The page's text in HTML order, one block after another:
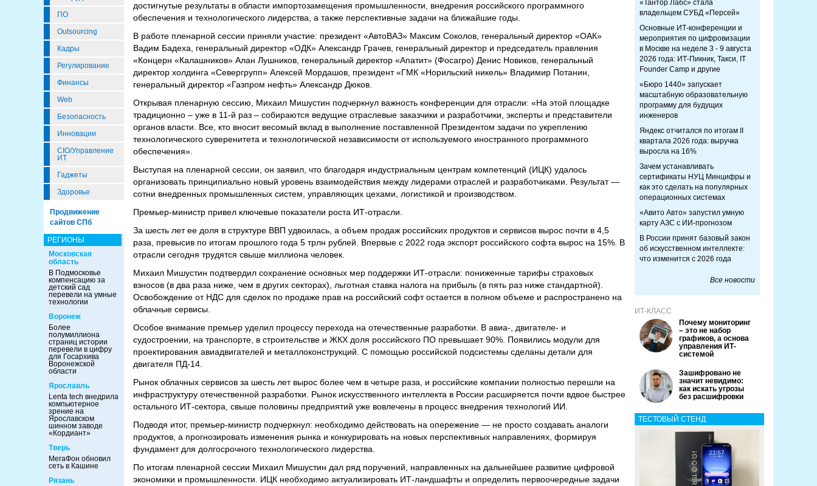
ПО
Outsourcing
Кадры
Регулирование
Финансы
Web
Безопасность
Инновации
CIO/Управление
ИТ
Гаджеты
Здоровье
Продвижение
сайтов СПб
РЕГИОНЫ
Московская
область
В Подмосковье
компенсацию за
детский сад
перевели на умные
технологии
Воронеж
Более
полумиллиона
страниц истории
перевели в цифру
для Госархива
Воронежской
области
Ярославль
Lenta tech внедрила
компьютерное
зрение на
Ярославском
шинном заводе
«Кордиант»
Тверь
МегаФон обновил
сеть в Кашине
Рязань
достигнутые результаты в области импортозамещения промышленности, внедрения российского программного
обеспечения и технологического лидерства, а также перспективные задачи на ближайшие годы.
В работе пленарной сессии приняли участие: президент «АвтоВАЗ» Максим Соколов, генеральный директор «ОАК»
Вадим Бадеха, генеральный директор «ОДК» Александр Грачев, генеральный директор и председатель правления
«Концерн «Калашников» Алан Лушников, генеральный директор «Апатит» (Фосагро) Денис Новиков, генеральный
директор холдинга «Севергрупп» Алексей Мордашов, президент «ГМК «Норильский никель» Владимир Потанин,
генеральный директор «Газпром нефть» Александр Дюков.
Открывая пленарную сессию, Михаил Мишустин подчеркнул важность конференции для отрасли: «На этой площадке
традиционно – уже в 11-й раз – собираются ведущие отраслевые заказчики и разработчики, эксперты и представители
органов власти. Все, кто вносит весомый вклад в выполнение поставленной Президентом задачи по укреплению
технологического суверенитета и технологической независимости от используемого иностранного программного
обеспечения».
Выступая на пленарной сессии, он заявил, что благодаря индустриальным центрам компетенций (ИЦК) удалось
организовать принципиально новый уровень взаимодействия между лидерами отраслей и разработчиками. Результат —
сотни внедренных промышленных систем, управляющих цехами, логистикой и производством.
Премьер-министр привел ключевые показатели роста ИТ-отрасли.
За шесть лет ее доля в структуре ВВП удвоилась, а объем продаж российских продуктов и сервисов вырос почти в 4,5
раза, превысив по итогам прошлого года 5 трлн рублей. Впервые с 2022 года экспорт российского софта вырос на 15%. В
отрасли сегодня трудятся свыше миллиона человек.
Михаил Мишустин подтвердил сохранение основных мер поддержки ИТ-отрасли: пониженные тарифы страховых
взносов (в два раза ниже, чем в других секторах), льготная ставка налога на прибыль (в пять раз ниже стандартной).
Освобождение от НДС для сделок по продаже прав на российский софт остается в полном объеме и распространено на
облачные сервисы.
Особое внимание премьер уделил процессу перехода на отечественные разработки. В авиа-, двигателе- и
судостроении, на транспорте, в строительстве и ЖКХ доля российского ПО превышает 90%. Появились модули для
проектирования авиадвигателей и металлоконструкций. С помощью российской подсистемы сделаны детали для
двигателя ПД-14.
Рынок облачных сервисов за шесть лет вырос более чем в четыре раза, и российские компании полностью перешли на
инфраструктуру отечественной разработки. Рынок искусственного интеллекта в России расширяется почти вдвое быстрее
остального ИТ-сектора, свыше половины предприятий уже вовлечены в процесс внедрения технологий ИИ.
Подводя итог, премьер-министр подчеркнул: необходимо действовать на опережение — не просто создавать аналоги
продуктов, а прогнозировать изменения рынка и конкурировать на новых перспективных направлениях, формируя
фундамент для долгосрочного технологического лидерства.
По итогам пленарной сессии Михаил Мишустин дал ряд поручений, направленных на дальнейшее развитие цифровой
экономики и промышленности. ИЦК необходимо актуализировать ИТ-ландшафты и определить первоочередные задачи
«Тантор Лабс» стала
владельцем СУБД «Персей»
Основные ИТ-конференции и
мероприятия по цифровизации
в Москве на неделе 3 - 9 августа
2026 года: ИТ-Пикник, Такси, IT
Founder Camp и другие
«Бюро 1440» запускает
масштабную образовательную
программу для будущих
инженеров
Яндекс отчитался по итогам II
квартала 2026 года: выручка
выросла на 16%
Зачем устанавливать
сертификаты НУЦ Минцифры и
как это сделать на популярных
операционных системах
«Авито Авто» запустил умную
карту АЗС с ИИ-прогнозом
В России принят базовый закон
об искусственном интеллекте:
что изменится с 2026 года
Все новости
ИТ-КЛАСС
Почему мониторинг
– это не набор
графиков, а основа
управления ИТ-
системой
Зашифровано не
значит невидимо:
как искать угрозы
без расшифровки
ТЕСТОВЫЙ СТЕНД